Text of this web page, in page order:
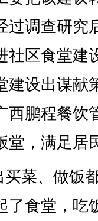
过调查研究
社区食堂建
建设出谋献
西鹏程餐饮
堂，满足居
菜、做饭
了食堂，吃